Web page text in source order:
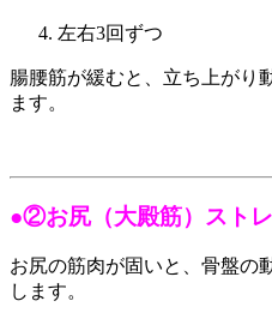
左右3回ずつ
腸腰筋が緩むと、立ち上がり
ます。
●②お尻（大殿筋）スト
お尻の筋肉が固いと、骨盤の
します。